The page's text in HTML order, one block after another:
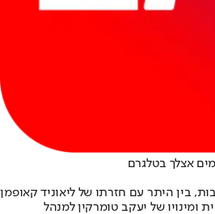
אצלך בטלגרם
בין היתר עם חזרתו של ליאוניד קאופמן
ומינויו של יעקב טומרקין למנהל